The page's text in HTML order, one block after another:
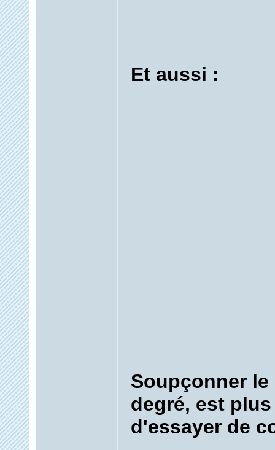
Et aussi :
Soupçonner le
degré, est
d'essayer de